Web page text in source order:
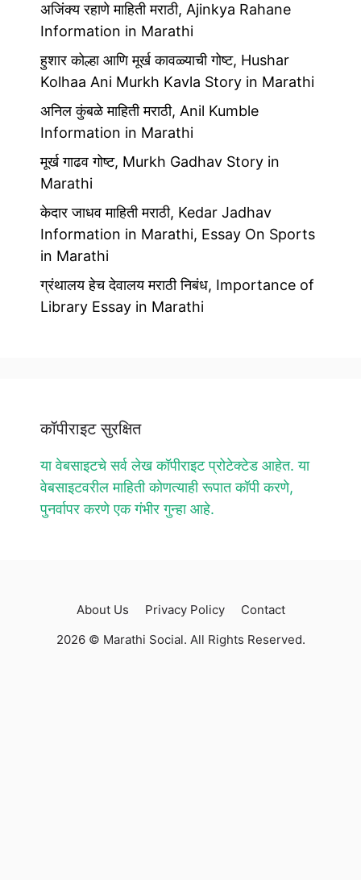
अजिंक्य रहाणे माहिती मराठी, Ajinkya Rahane
Information in Marathi
हुशार कोल्हा आणि मूर्ख कावळ्याची गोष्ट, Hushar
Kolhaa Ani Murkh Kavla Story in Marathi
अनिल कुंबळे माहिती मराठी, Anil Kumble
Information in Marathi
मूर्ख गाढव गोष्ट, Murkh Gadhav Story in
Marathi
केदार जाधव माहिती मराठी, Kedar Jadhav
Information in Marathi, Essay On Sports
in Marathi
ग्रंथालय हेच देवालय मराठी निबंध, Importance of
Library Essay in Marathi
कॉपीराइट सुरक्षित
या वेबसाइटचे सर्व लेख कॉपीराइट प्रोटेक्टेड आहेत. या
वेबसाइटवरील माहिती कोणत्याही रूपात कॉपी करणे,
पुनर्वापर करणे एक गंभीर गुन्हा आहे.
About Us Privacy Policy
Contact
2026 © Marathi Social. All Rights Reserved.